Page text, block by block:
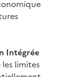
Intégrée
les limites